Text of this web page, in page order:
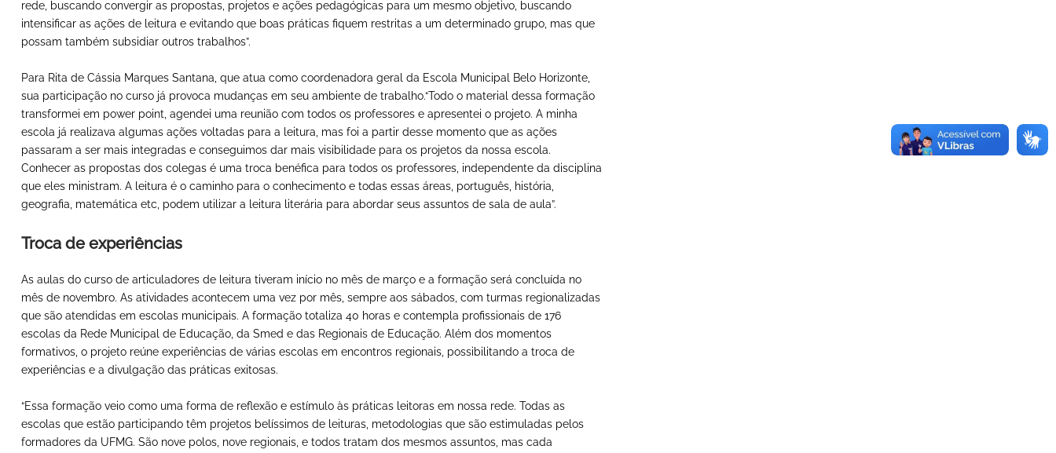
rede, buscando convergir as propostas, projetos e ações pedagógicas para um mesmo objetivo, buscando
intensificar as ações de leitura e evitando que boas práticas fiquem restritas a um determinado grupo, mas que
possam também subsidiar outros trabalhos”.
Para Rita de Cássia Marques Santana, que atua como coordenadora geral da Escola Municipal Belo Horizonte,
sua participação no curso já provoca mudanças em seu ambiente de trabalho.“Todo o material dessa formação
transformei em power point, agendei uma reunião com todos os professores e apresentei o projeto. A minha
escola já realizava algumas ações voltadas para a leitura, mas foi a partir desse momento que as ações
passaram a ser mais integradas e conseguimos dar mais visibilidade para os projetos da nossa escola.
Conhecer as propostas dos colegas é uma troca benéfica para todos os professores, independente da disciplina
que eles ministram. A leitura é o caminho para o conhecimento e todas essas áreas, português, história,
geografia, matemática etc, podem utilizar a leitura literária para abordar seus assuntos de sala de aula”.
Troca de experiências
As aulas do curso de articuladores de leitura tiveram início no mês de março e a formação será concluída no
mês de novembro. As atividades acontecem uma vez por mês, sempre aos sábados, com turmas regionalizadas
que são atendidas em escolas municipais. A formação totaliza 40 horas e contempla profissionais de 176
escolas da Rede Municipal de Educação, da Smed e das Regionais de Educação. Além dos momentos
formativos, o projeto reúne experiências de várias escolas em encontros regionais, possibilitando a troca de
experiências e a divulgação das práticas exitosas.
“Essa formação veio como uma forma de reflexão e estímulo às práticas leitoras em nossa rede. Todas as
escolas que estão participando têm projetos belíssimos de leituras, metodologias que são estimuladas pelos
formadores da UFMG. São nove polos, nove regionais, e todos tratam dos mesmos assuntos, mas cada